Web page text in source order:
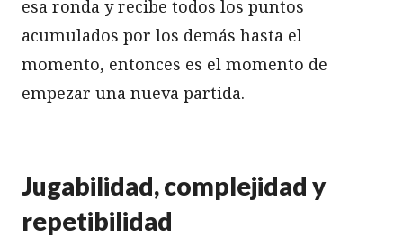
esa ronda y recibe todos los puntos
acumulados por los demás hasta el
momento, entonces es el momento de
empezar una nueva partida.
Jugabilidad, complejidad y
repetibilidad